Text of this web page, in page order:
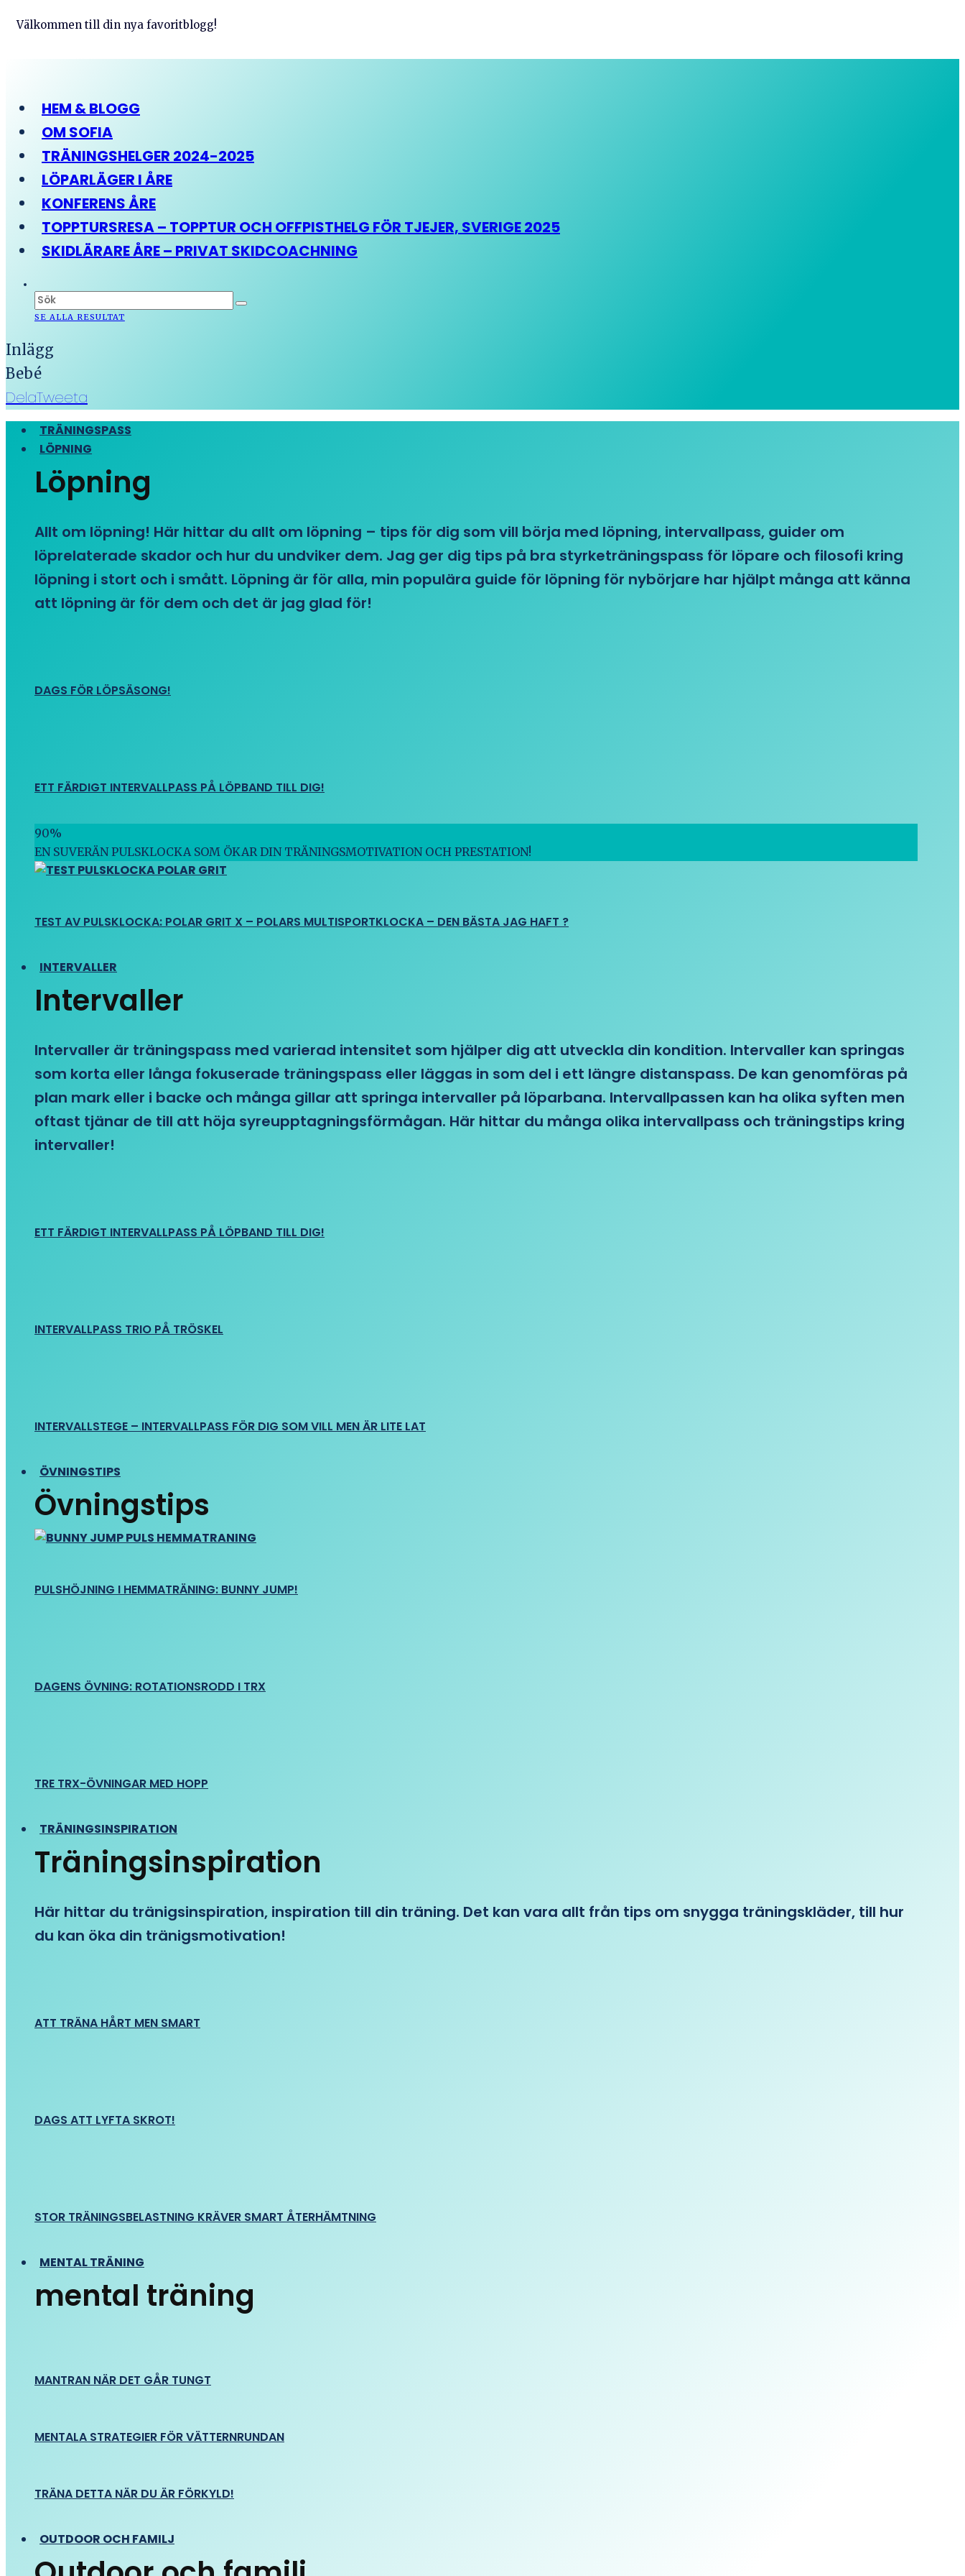
Välkommen till din nya favoritblogg!
HEM & BLOGG
OM SOFIA
TRÄNINGSHELGER 2024-2025
LÖPARLÄGER I ÅRE
KONFERENS ÅRE
TOPPTURSRESA – TOPPTUR OCH OFFPISTHELG FÖR TJEJER, SVERIGE 2025
SKIDLÄRARE ÅRE – PRIVAT SKIDCOACHNING
SE ALLA RESULTAT
Inlägg
Bebé
DelaTweeta
TRÄNINGSPASS
LÖPNING
Löpning
Allt om löpning! Här hittar du allt om löpning – tips för dig som vill börja med löpning, intervallpass, guider om
löprelaterade skador och hur du undviker dem. Jag ger dig tips på bra styrketräningspass för löpare och filosofi kring
löpning i stort och i smått. Löpning är för alla, min populära guide för löpning för nybörjare har hjälpt många att känna
att löpning är för dem och det är jag glad för!
DAGS FÖR LÖPSÄSONG!
ETT FÄRDIGT INTERVALLPASS PÅ LÖPBAND TILL DIG!
90%
EN SUVERÄN PULSKLOCKA SOM ÖKAR DIN TRÄNINGSMOTIVATION OCH PRESTATION!
TEST AV PULSKLOCKA: POLAR GRIT X – POLARS MULTISPORTKLOCKA – DEN BÄSTA JAG HAFT ?
INTERVALLER
Intervaller
Intervaller är träningspass med varierad intensitet som hjälper dig att utveckla din kondition. Intervaller kan springas
som korta eller långa fokuserade träningspass eller läggas in som del i ett längre distanspass. De kan genomföras på
plan mark eller i backe och många gillar att springa intervaller på löparbana. Intervallpassen kan ha olika syften men
oftast tjänar de till att höja syreupptagningsförmågan. Här hittar du många olika intervallpass och träningstips kring
intervaller!
ETT FÄRDIGT INTERVALLPASS PÅ LÖPBAND TILL DIG!
INTERVALLPASS TRIO PÅ TRÖSKEL
INTERVALLSTEGE – INTERVALLPASS FÖR DIG SOM VILL MEN ÄR LITE LAT
ÖVNINGSTIPS
Övningstips
PULSHÖJNING I HEMMATRÄNING: BUNNY JUMP!
DAGENS ÖVNING: ROTATIONSRODD I TRX
TRE TRX-ÖVNINGAR MED HOPP
TRÄNINGSINSPIRATION
Träningsinspiration
Här hittar du tränigsinspiration, inspiration till din träning. Det kan vara allt från tips om snygga träningskläder, till hur
du kan öka din tränigsmotivation!
ATT TRÄNA HÅRT MEN SMART
DAGS ATT LYFTA SKROT!
STOR TRÄNINGSBELASTNING KRÄVER SMART ÅTERHÄMTNING
MENTAL TRÄNING
mental träning
MANTRAN NÄR DET GÅR TUNGT
MENTALA STRATEGIER FÖR VÄTTERNRUNDAN
TRÄNA DETTA NÄR DU ÄR FÖRKYLD!
OUTDOOR OCH FAMILJ